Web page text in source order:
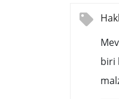
biri